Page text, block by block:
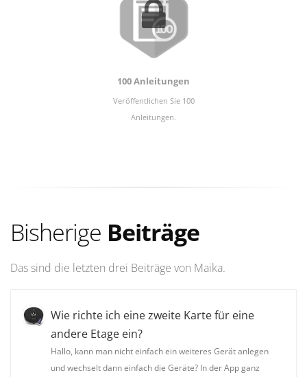
100 Anleitungen
Veröffentlichen Sie 100
Anleitungen.
Bisherige Beiträge
Das sind die letzten drei Beiträge von Maika.
Wie richte ich eine zweite Karte für eine
andere Etage ein?
Hallo, kann man nicht einfach ein weiteres Gerät anlegen
und wechselt dann einfach die Geräte? In der App ganz